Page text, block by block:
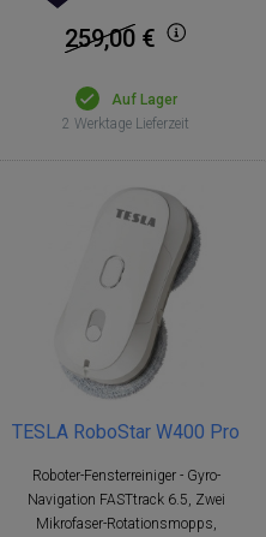
259,00 €
Auf Lager
2 Werktage Lieferzeit
TESLA RoboStar W400 Pro
Roboter-Fensterreiniger - Gyro-
Navigation FASTtrack 6.5, Zwei
Mikrofaser-Rotationsmopps,